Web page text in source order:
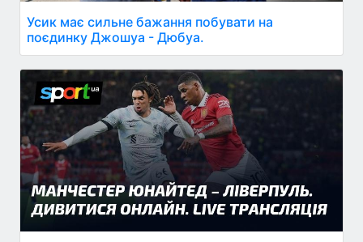
Усик має сильне бажання побувати на
поєдинку Джошуа - Дюбуа.